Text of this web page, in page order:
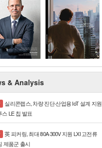
& Analysis
실리콘랩스, 차량 진단·산업용 IoT 설계 지원
스 LE 칩 발표
英 피커링, 최대 80A·300V 지원 LXI 고전류
제품군 출시